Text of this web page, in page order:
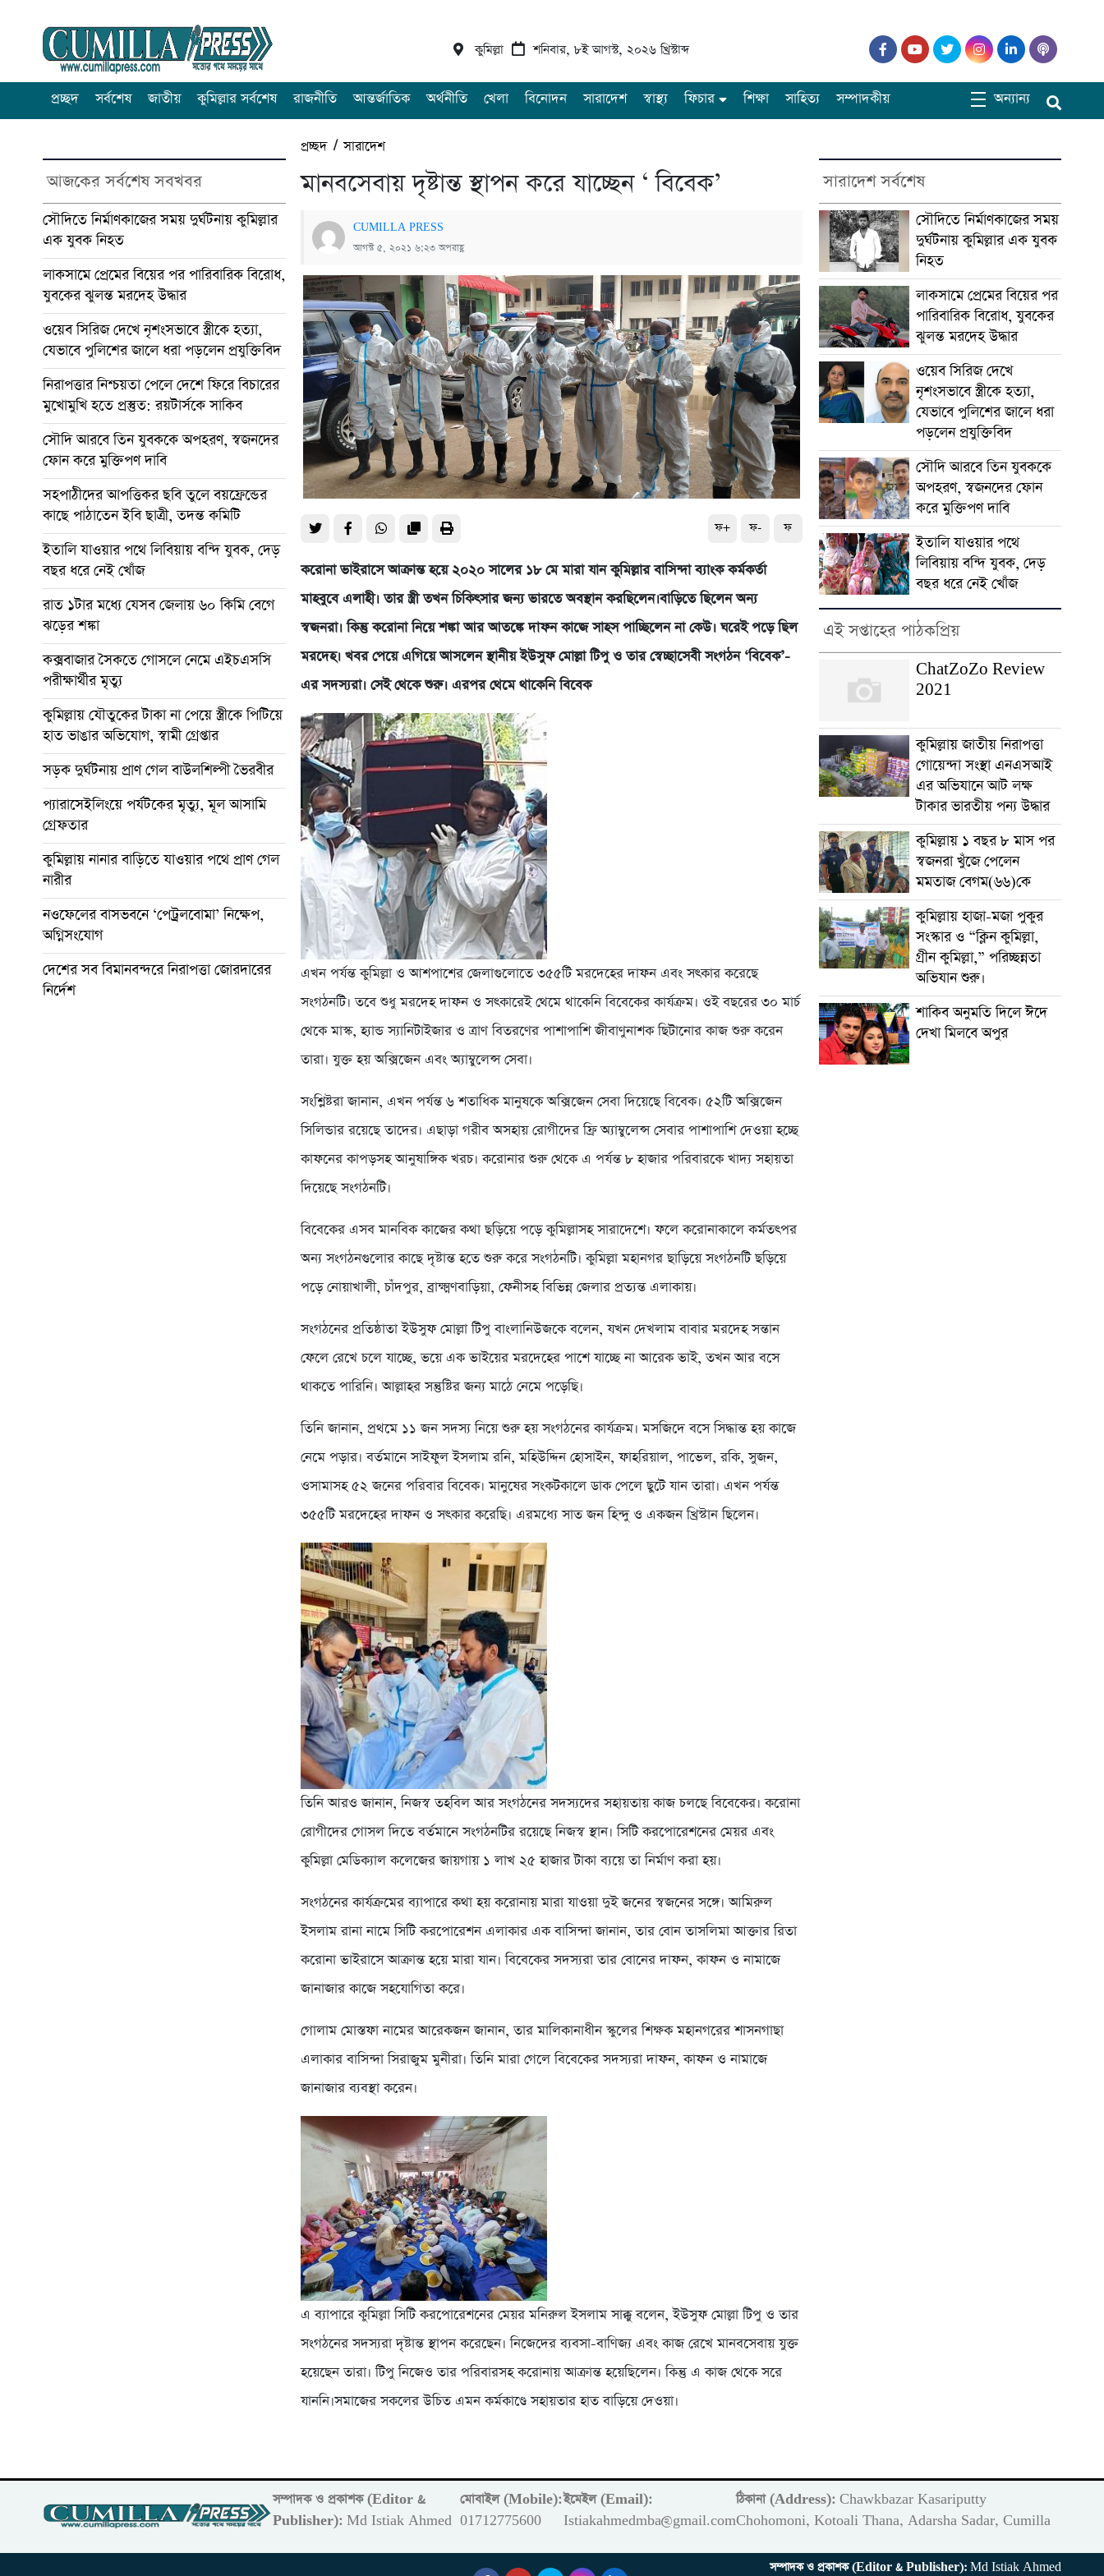
কুমিল্লা শনিবার, ৮ই আগস্ট, ২০২৬ খ্রিস্টাব্দ
প্রচ্ছদ সর্বশেষ জাতীয় কুমিল্লার সর্বশেষ রাজনীতি আন্তর্জাতিক অর্থনীতি খেলা বিনোদন সারাদেশ স্বাস্থ্য ফিচার শিক্ষা সাহিত্য সম্পাদকীয় অন্যান্য
আজকের সর্বশেষ সবখবর
সৌদিতে নির্মাণকাজের সময় দুর্ঘটনায় কুমিল্লার
এক যুবক নিহত
লাকসামে প্রেমের বিয়ের পর পারিবারিক বিরোধ,
যুবকের ঝুলন্ত মরদেহ উদ্ধার
ওয়েব সিরিজ দেখে নৃশংসভাবে স্ত্রীকে হত্যা,
যেভাবে পুলিশের জালে ধরা পড়লেন প্রযুক্তিবিদ
নিরাপত্তার নিশ্চয়তা পেলে দেশে ফিরে বিচারের
মুখোমুখি হতে প্রস্তুত: রয়টার্সকে সাকিব
সৌদি আরবে তিন যুবককে অপহরণ, স্বজনদের
ফোন করে মুক্তিপণ দাবি
সহপাঠীদের আপত্তিকর ছবি তুলে বয়ফ্রেন্ডের
কাছে পাঠাতেন ইবি ছাত্রী, তদন্ত কমিটি
ইতালি যাওয়ার পথে লিবিয়ায় বন্দি যুবক, দেড়
বছর ধরে নেই খোঁজ
রাত ১টার মধ্যে যেসব জেলায় ৬০ কিমি বেগে
ঝড়ের শঙ্কা
কক্সবাজার সৈকতে গোসলে নেমে এইচএসসি
পরীক্ষার্থীর মৃত্যু
কুমিল্লায় যৌতুকের টাকা না পেয়ে স্ত্রীকে পিটিয়ে
হাত ভাঙার অভিযোগ, স্বামী গ্রেপ্তার
সড়ক দুর্ঘটনায় প্রাণ গেল বাউলশিল্পী ভৈরবীর
প্যারাসেইলিংয়ে পর্যটকের মৃত্যু, মূল আসামি
গ্রেফতার
কুমিল্লায় নানার বাড়িতে যাওয়ার পথে প্রাণ গেল
নারীর
নওফেলের বাসভবনে ‘পেট্রলবোমা’ নিক্ষেপ,
অগ্নিসংযোগ
দেশের সব বিমানবন্দরে নিরাপত্তা জোরদারের
নির্দেশ
প্রচ্ছদ/সারাদেশ
মানবসেবায় দৃষ্টান্ত স্থাপন করে যাচ্ছেন ‘ বিবেক’
CUMILLA PRESS
আগস্ট ৫, ২০২১ ৬:২৩ অপরাহ্ণ
ফ+ ফ- ফ
করোনা ভাইরাসে আক্রান্ত হয়ে ২০২০ সালের ১৮ মে মারা যান কুমিল্লার বাসিন্দা ব্যাংক কর্মকর্তা
মাহবুবে এলাহী। তার স্ত্রী তখন চিকিৎসার জন্য ভারতে অবস্থান করছিলেন।বাড়িতে ছিলেন অন্য
স্বজনরা। কিন্তু করোনা নিয়ে শঙ্কা আর আতঙ্কে দাফন কাজে সাহস পাচ্ছিলেন না কেউ। ঘরেই পড়ে ছিল
মরদেহ। খবর পেয়ে এগিয়ে আসলেন স্থানীয় ইউসুফ মোল্লা টিপু ও তার স্বেচ্ছাসেবী সংগঠন ‘বিবেক’-
এর সদস্যরা। সেই থেকে শুরু। এরপর থেমে থাকেনি বিবেক
এখন পর্যন্ত কুমিল্লা ও আশপাশের জেলাগুলোতে ৩৫৫টি মরদেহের দাফন এবং সৎকার করেছে
সংগঠনটি। তবে শুধু মরদেহ দাফন ও সৎকারেই থেমে থাকেনি বিবেকের কার্যক্রম। ওই বছরের ৩০ মার্চ
থেকে মাস্ক, হ্যান্ড স্যানিটাইজার ও ত্রাণ বিতরণের পাশাপাশি জীবাণুনাশক ছিটানোর কাজ শুরু করেন
তারা। যুক্ত হয় অক্সিজেন এবং অ্যাম্বুলেন্স সেবা।
সংশ্লিষ্টরা জানান, এখন পর্যন্ত ৬ শতাধিক মানুষকে অক্সিজেন সেবা দিয়েছে বিবেক। ৫২টি অক্সিজেন
সিলিন্ডার রয়েছে তাদের। এছাড়া গরীব অসহায় রোগীদের ফ্রি অ্যাম্বুলেন্স সেবার পাশাপাশি দেওয়া হচ্ছে
কাফনের কাপড়সহ আনুষাঙ্গিক খরচ। করোনার শুরু থেকে এ পর্যন্ত ৮ হাজার পরিবারকে খাদ্য সহায়তা
দিয়েছে সংগঠনটি।
বিবেকের এসব মানবিক কাজের কথা ছড়িয়ে পড়ে কুমিল্লাসহ সারাদেশে। ফলে করোনাকালে কর্মতৎপর
অন্য সংগঠনগুলোর কাছে দৃষ্টান্ত হতে শুরু করে সংগঠনটি। কুমিল্লা মহানগর ছাড়িয়ে সংগঠনটি ছড়িয়ে
পড়ে নোয়াখালী, চাঁদপুর, ব্রাক্ষ্মণবাড়িয়া, ফেনীসহ বিভিন্ন জেলার প্রত্যন্ত এলাকায়।
সংগঠনের প্রতিষ্ঠাতা ইউসুফ মোল্লা টিপু বাংলানিউজকে বলেন, যখন দেখলাম বাবার মরদেহ সন্তান
ফেলে রেখে চলে যাচ্ছে, ভয়ে এক ভাইয়ের মরদেহের পাশে যাচ্ছে না আরেক ভাই, তখন আর বসে
থাকতে পারিনি। আল্লাহর সন্তুষ্টির জন্য মাঠে নেমে পড়েছি।
তিনি জানান, প্রথমে ১১ জন সদস্য নিয়ে শুরু হয় সংগঠনের কার্যক্রম। মসজিদে বসে সিদ্ধান্ত হয় কাজে
নেমে পড়ার। বর্তমানে সাইফুল ইসলাম রনি, মহিউদ্দিন হোসাইন, ফাহরিয়াল, পাভেল, রকি, সুজন,
ওসামাসহ ৫২ জনের পরিবার বিবেক। মানুষের সংকটকালে ডাক পেলে ছুটে যান তারা। এখন পর্যন্ত
৩৫৫টি মরদেহের দাফন ও সৎকার করেছি। এরমধ্যে সাত জন হিন্দু ও একজন খ্রিস্টান ছিলেন।
তিনি আরও জানান, নিজস্ব তহবিল আর সংগঠনের সদস্যদের সহায়তায় কাজ চলছে বিবেকের। করোনা
রোগীদের গোসল দিতে বর্তমানে সংগঠনটির রয়েছে নিজস্ব স্থান। সিটি করপোরেশনের মেয়র এবং
কুমিল্লা মেডিক্যাল কলেজের জায়গায় ১ লাখ ২৫ হাজার টাকা ব্যয়ে তা নির্মাণ করা হয়।
সংগঠনের কার্যক্রমের ব্যাপারে কথা হয় করোনায় মারা যাওয়া দুই জনের স্বজনের সঙ্গে। আমিরুল
ইসলাম রানা নামে সিটি করপোরেশন এলাকার এক বাসিন্দা জানান, তার বোন তাসলিমা আক্তার রিতা
করোনা ভাইরাসে আক্রান্ত হয়ে মারা যান। বিবেকের সদস্যরা তার বোনের দাফন, কাফন ও নামাজে
জানাজার কাজে সহযোগিতা করে।
গোলাম মোস্তফা নামের আরেকজন জানান, তার মালিকানাধীন স্কুলের শিক্ষক মহানগরের শাসনগাছা
এলাকার বাসিন্দা সিরাজুম মুনীরা। তিনি মারা গেলে বিবেকের সদস্যরা দাফন, কাফন ও নামাজে
জানাজার ব্যবস্থা করেন।
এ ব্যাপারে কুমিল্লা সিটি করপোরেশনের মেয়র মনিরুল ইসলাম সাক্কু বলেন, ইউসুফ মোল্লা টিপু ও তার
সংগঠনের সদস্যরা দৃষ্টান্ত স্থাপন করেছেন। নিজেদের ব্যবসা-বাণিজ্য এবং কাজ রেখে মানবসেবায় যুক্ত
হয়েছেন তারা। টিপু নিজেও তার পরিবারসহ করোনায় আক্রান্ত হয়েছিলেন। কিন্তু এ কাজ থেকে সরে
যাননি।সমাজের সকলের উচিত এমন কর্মকাণ্ডে সহায়তার হাত বাড়িয়ে দেওয়া।
সারাদেশ সর্বশেষ
সৌদিতে নির্মাণকাজের সময়
দুর্ঘটনায় কুমিল্লার এক যুবক
নিহত
লাকসামে প্রেমের বিয়ের পর
পারিবারিক বিরোধ, যুবকের
ঝুলন্ত মরদেহ উদ্ধার
ওয়েব সিরিজ দেখে
নৃশংসভাবে স্ত্রীকে হত্যা,
যেভাবে পুলিশের জালে ধরা
পড়লেন প্রযুক্তিবিদ
সৌদি আরবে তিন যুবককে
অপহরণ, স্বজনদের ফোন
করে মুক্তিপণ দাবি
ইতালি যাওয়ার পথে
লিবিয়ায় বন্দি যুবক, দেড়
বছর ধরে নেই খোঁজ
এই সপ্তাহের পাঠকপ্রিয়
ChatZoZo Review
2021
কুমিল্লায় জাতীয় নিরাপত্তা
গোয়েন্দা সংস্থা এনএসআই
এর অভিযানে আট লক্ষ
টাকার ভারতীয় পন্য উদ্ধার
কুমিল্লায় ১ বছর ৮ মাস পর
স্বজনরা খুঁজে পেলেন
মমতাজ বেগম(৬৬)কে
কুমিল্লায় হাজা-মজা পুকুর
সংস্কার ও “ক্লিন কুমিল্লা,
গ্রীন কুমিল্লা,” পরিচ্ছন্নতা
অভিযান শুরু।
শাকিব অনুমতি দিলে ঈদে
দেখা মিলবে অপুর
সম্পাদক ও প্রকাশক (Editor &
Publisher): Md Istiak Ahmed
মোবাইল (Mobile):
01712775600
ইমেইল (Email):
Istiakahmedmba@gmail.com
ঠিকানা (Address): Chawkbazar Kasariputty
Chohomoni, Kotoali Thana, Adarsha Sadar, Cumilla
সম্পাদক ও প্রকাশক (Editor & Publisher): Md Istiak Ahmed